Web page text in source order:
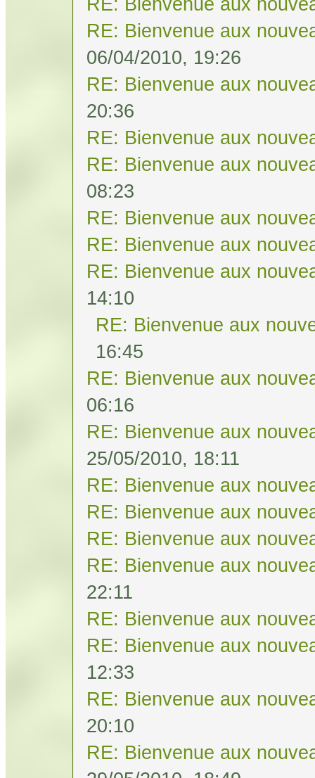
RE: Bienvenue aux
06/04/2010, 19:26
RE: Bienvenue aux
20:36
RE: Bienvenue aux
RE: Bienvenue aux
08:23
RE: Bienvenue aux
RE: Bienvenue aux
RE: Bienvenue aux
14:10
RE: Bienvenue aux
16:45
RE: Bienvenue aux
06:16
RE: Bienvenue aux
25/05/2010, 18:11
RE: Bienvenue aux
RE: Bienvenue aux
RE: Bienvenue aux
RE: Bienvenue aux
22:11
RE: Bienvenue aux
RE: Bienvenue aux
12:33
RE: Bienvenue aux
20:10
RE: Bienvenue aux